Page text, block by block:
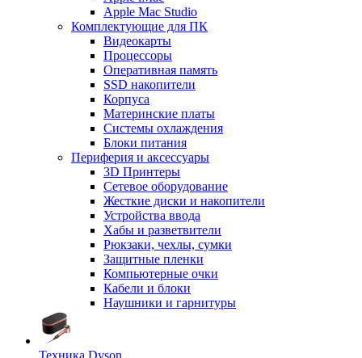
Apple Mac Studio
Комплектующие для ПК
Видеокарты
Процессоры
Оперативная память
SSD накопители
Корпуса
Материнские платы
Системы охлаждения
Блоки питания
Периферия и аксессуары
3D Принтеры
Сетевое оборудование
Жесткие диски и накопители
Устройства ввода
Хабы и разветвители
Рюкзаки, чехлы, сумки
Защитные пленки
Компьютерные очки
Кабели и блоки
Наушники и гарнитуры
Техника Dyson